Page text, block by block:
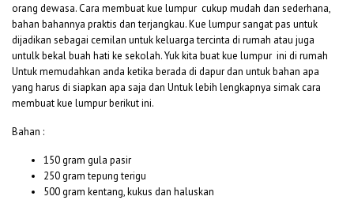
orang dewasa. Cara membuat kue lumpur cukup mudah dan sederhana,
bahan bahannya praktis dan terjangkau. Kue lumpur sangat pas untuk
dijadikan sebagai cemilan untuk keluarga tercinta di rumah atau juga
untulk bekal buah hati ke sekolah. Yuk kita buat kue lumpur ini di rumah
Untuk memudahkan anda ketika berada di dapur dan untuk bahan apa
yang harus di siapkan apa saja dan Untuk lebih lengkapnya simak cara
membuat kue lumpur berikut ini.
Bahan :
150 gram gula pasir
250 gram tepung terigu
500 gram kentang, kukus dan haluskan